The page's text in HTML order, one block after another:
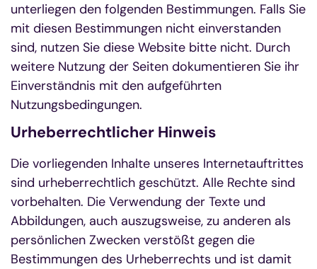
unterliegen den folgenden Bestimmungen. Falls Sie
mit diesen Bestimmungen nicht einverstanden
sind, nutzen Sie diese Website bitte nicht. Durch
weitere Nutzung der Seiten dokumentieren Sie ihr
Einverständnis mit den aufgeführten
Nutzungsbedingungen.
Urheberrechtlicher Hinweis
Die vorliegenden Inhalte unseres Internetauftrittes
sind urheberrechtlich geschützt. Alle Rechte sind
vorbehalten. Die Verwendung der Texte und
Abbildungen, auch auszugsweise, zu anderen als
persönlichen Zwecken verstößt gegen die
Bestimmungen des Urheberrechts und ist damit